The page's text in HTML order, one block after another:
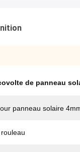
de panneau
panneau solaire